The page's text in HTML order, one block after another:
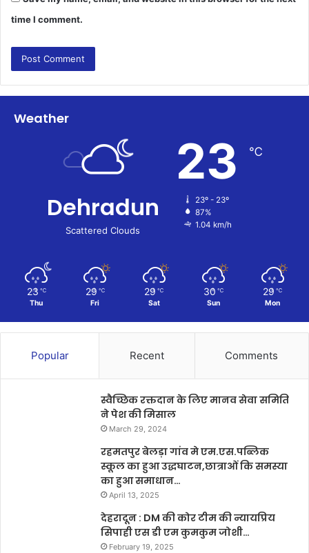
time I comment.
Weather
Dehradun
Scattered Clouds
23 ℃
23º - 23º
87%
1.04 km/h
23 ℃
Thu
29 ℃
Fri
29 ℃
Sat
30 ℃
Sun
29 ℃
Mon
Popular Recent Comments
स्वैच्छिक रक्तदान के लिए मानव सेवा समिति
ने पेश की मिसाल
March 29, 2024
रहमतपुर बेलड़ा गांव मे एम.एस.पब्लिक
स्कूल का हुआ उद्धघाटन,छात्राओं कि समस्या
का हुआ समाधान…
April 13, 2025
देहरादून : DM की कोर टीम की न्यायप्रिय
सिपाही एस डी एम कुमकुम जोशी…
February 19, 2025